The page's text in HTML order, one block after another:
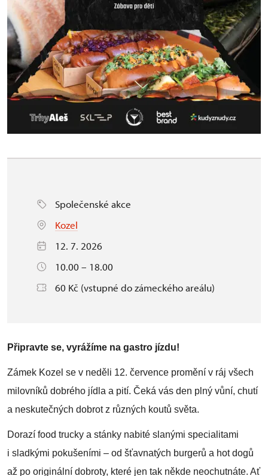
Společenské akce
Kozel
12. 7. 2026
10.00 – 18.00
60 Kč (vstupné do zámeckého areálu)
Připravte se, vyrážíme na gastro jízdu!
Zámek Kozel se v neděli 12. července promění v ráj všech
milovníků dobrého jídla a pití. Čeká vás den plný vůní, chutí
a neskutečných dobrot z různých koutů světa.
Dorazí food trucky a stánky nabité slanými specialitami
i sladkými pokušeními – od šťavnatých burgerů a hot dogů
až po originální dobroty, které jen tak někde neochutnáte. Ať